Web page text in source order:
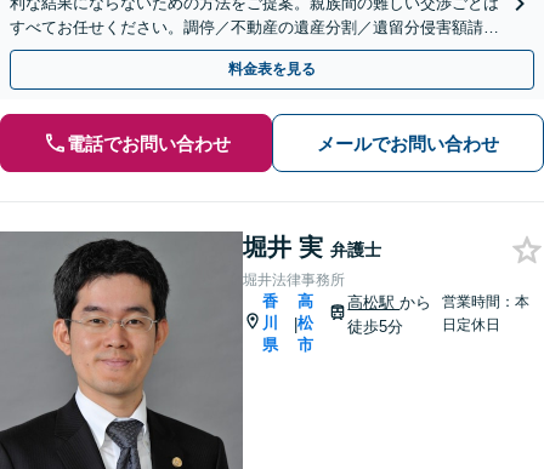
すべてお任せください。調停／不動産の遺産分割／遺留分侵害額請求
／相続放棄／遺言書の作成など【高松駅徒歩8分】
料金表を見る
電話でお問い合わせ メールでお問い合わせ
堀井 実 弁護士
堀井法律事務所
香
川
県
|
高
松
市
高松駅から
徒歩5分
営業時間：本
日定休日